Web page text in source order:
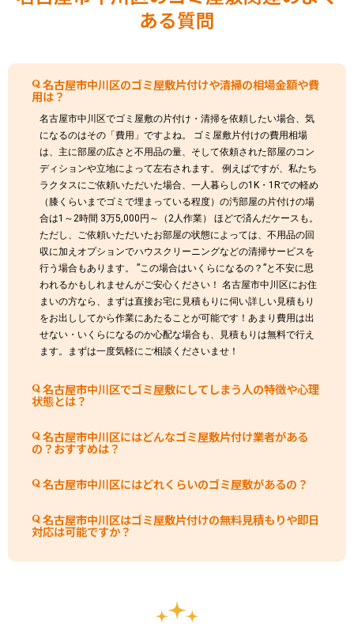
ある質問
名古屋市中川区のゴミ屋敷片付けや清掃の相場金額や費
用は？
名古屋市中川区でゴミ屋敷の片付け・清掃を依頼したい場合、気
になるのはその「費用」ですよね。 ゴミ屋敷片付けの費用相場
は、主に部屋の広さと不用品の量、そして依頼された部屋のコン
ディションや立地によって左右されます。 例えばですが、私たち
ラクタスにご依頼いただいた場合、一人暮らしの1K・1Rでの軽め
（膝くらいまでゴミで埋まっている程度）の汚部屋の片付けの場
合は1～2時間 3万5,000円～（2人作業） ほどで済んだケースも。
ただし、ご依頼いただいたお部屋の状態によっては、不用品の回
収に加えオプションでハウスクリーニングなどの清掃サービスを
行う場合もあります。 ”この場合はいくらになるの？”と不安に思
われるかもしれませんがご安心ください！ 名古屋市中川区にお住
まいの方なら、まずは直接お宅に見積もりに伺い詳しい見積もり
をお出ししてから作業にあたることが可能です！あまり費用は出
せない・いくらになるのか心配な場合も、見積もりは無料で行え
ます。まずは一度気軽にご相談くださいませ！
名古屋市中川区でゴミ屋敷にしてしまう人の特徴や心理
状態とは？
名古屋市中川区にはどんなゴミ屋敷片付け業者がある
の？おすすめは？
名古屋市中川区にはどれくらいのゴミ屋敷があるの？
名古屋市中川区はゴミ屋敷片付けの無料見積もりや即日
対応は可能ですか？